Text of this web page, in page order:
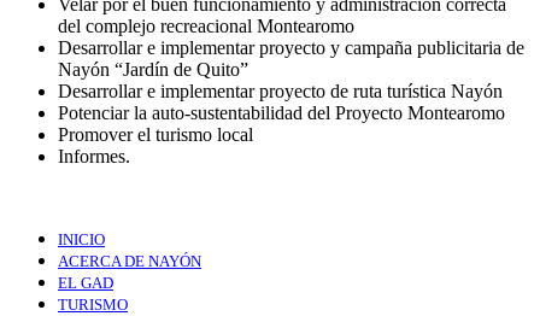
Velar por el buen funcionamiento y administración correcta
del complejo recreacional Montearomo
Desarrollar e implementar proyecto y campaña publicitaria de
Nayón “Jardín de Quito”
Desarrollar e implementar proyecto de ruta turística Nayón
Potenciar la auto-sustentabilidad del Proyecto Montearomo
Promover el turismo local
Informes.
INICIO
ACERCA DE NAYÓN
EL GAD
TURISMO